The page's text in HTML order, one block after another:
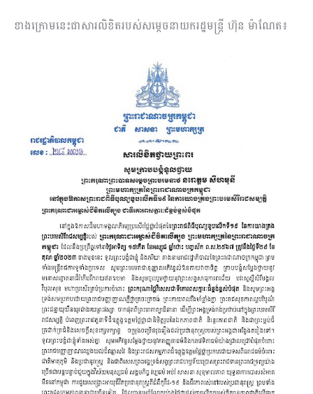
ខាងក្រោមនេះជាសារលិខិតរបស់សម្តេចនាយករដ្ឋមន្ត្រី ហ៊ុន ម៉ាណែត៖